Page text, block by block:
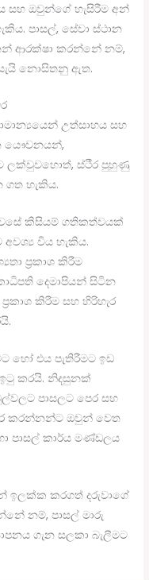
සහ ඔවුන්ගේ හැසිරීම අන්
පාසල්, සේවා ස්ථාන
ආරක්ෂා කරන්නේ නම්,
නොසිතනු ඇත.
උත්සාහය සහ
යෞවනයන්,
ලක්වුවහොත්, ස්ථීර පුහුණු
හැකිය.
කිසියම් ගතිකත්වයක්
විය හැකිය.
ප්‍රකාශ කිරීම
දෙමාපියන් සිටින
කිරීම සහ හිරිහැර
හෝ එය පැතිරීමට ඉඩ
ඉටු කරයි. නිදසුනක්
පාසලට පෙර සහ
කරන්නන්ට ඔවුන් වෙත
පාසල් කාර්ය මණ්ඩලය
ඉලක්ක කරගත් දරුවාගේ
නම්, පාසල් මාරු
ගැන සලකා බැලීමට